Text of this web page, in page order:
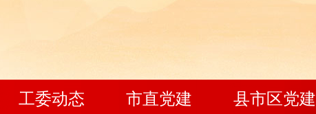
工委动态
市直党建
县市区党建